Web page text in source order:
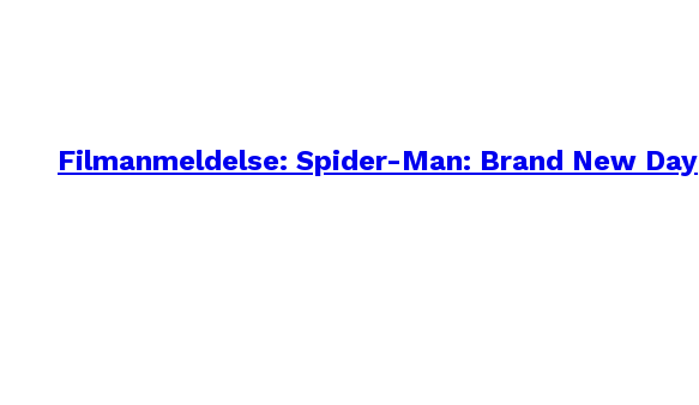
Filmanmeldelse: Spider-Man: Brand New Day